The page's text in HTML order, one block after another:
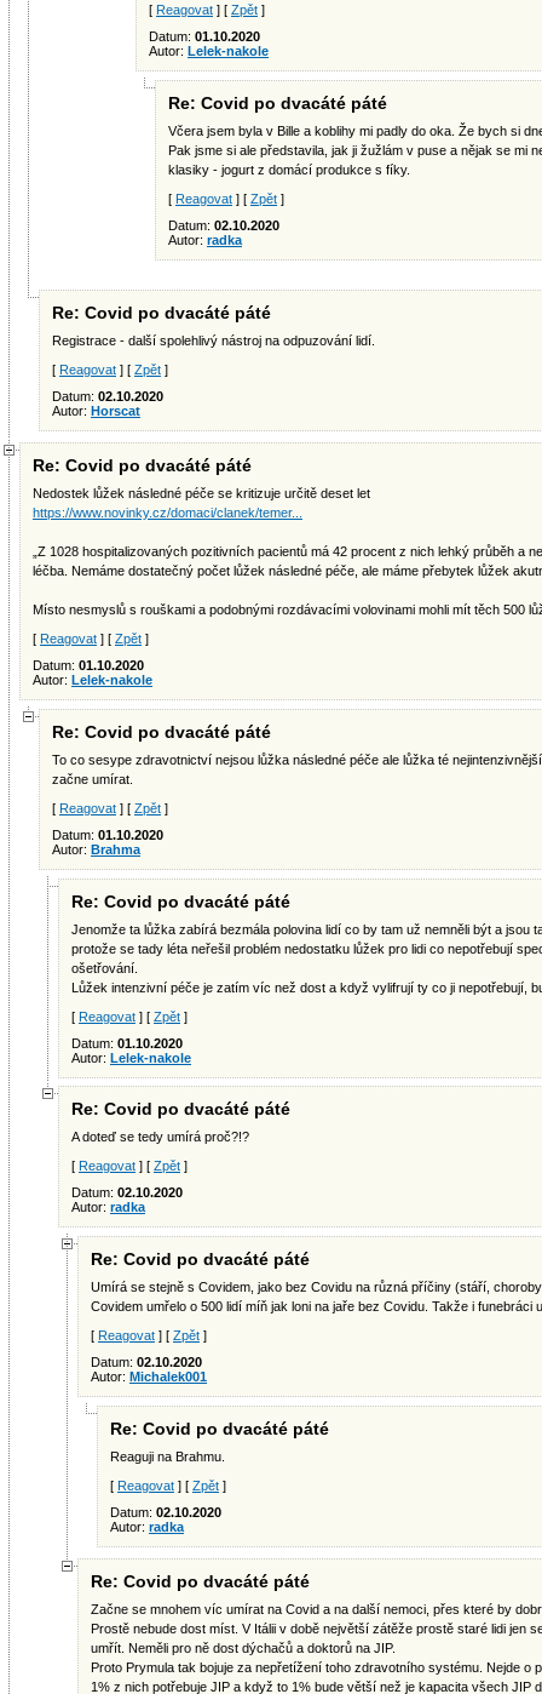
[ Reagovat ] [ Zpět ]
Datum: 01.10.2020
Autor: Lelek-nakole
Re: Covid po dvacáté páté
Včera jsem byla v Bille a koblihy mi padly do oka. Že bych si
Pak jsme si ale představila, jak ji žužlám v puse a nějak se mi
klasiky - jogurt z domácí produkce s fíky.
[ Reagovat ] [ Zpět ]
Datum: 02.10.2020
Autor: radka
Re: Covid po dvacáté páté
Registrace - další spolehlivý nástroj na odpuzování lidí.
[ Reagovat ] [ Zpět ]
Datum: 02.10.2020
Autor: Horscat
Re: Covid po dvacáté páté
Nedostek lůžek následné péče se kritizuje určitě deset let
https://www.novinky.cz/domaci/clanek/temer...
„Z 1028 hospitalizovaných pozitivních pacientů má 42 procent z nich lehký průběh a
léčba. Nemáme dostatečný počet lůžek následné péče, ale máme přebytek lůžek
Místo nesmyslů s rouškami a podobnými rozdávacími volovinami mohli mít těch 500
[ Reagovat ] [ Zpět ]
Datum: 01.10.2020
Autor: Lelek-nakole
Re: Covid po dvacáté páté
To co sesype zdravotnictví nejsou lůžka následné péče ale lůžka té
začne umírat.
[ Reagovat ] [ Zpět ]
Datum: 01.10.2020
Autor: Brahma
Re: Covid po dvacáté páté
Jenomže ta lůžka zabírá bezmála polovina lidí co by tam už nemněli být a jsou
protože se tady léta neřešil problém nedostatku lůžek pro lidi co nepotřebují
ošetřování.
Lůžek intenzivní péče je zatím víc než dost a když vylifrují ty co ji nepotřebují,
[ Reagovat ] [ Zpět ]
Datum: 01.10.2020
Autor: Lelek-nakole
Re: Covid po dvacáté páté
A doteď se tedy umírá proč?!?
[ Reagovat ] [ Zpět ]
Datum: 02.10.2020
Autor: radka
Re: Covid po dvacáté páté
Umírá se stejně s Covidem, jako bez Covidu na různá příčiny (stáří,
Covidem umřelo o 500 lidí míň jak loni na jaře bez Covidu. Takže i funebráci
[ Reagovat ] [ Zpět ]
Datum: 02.10.2020
Autor: Michalek001
Re: Covid po dvacáté páté
Reaguji na Brahmu.
[ Reagovat ] [ Zpět ]
Datum: 02.10.2020
Autor: radka
Re: Covid po dvacáté páté
Začne se mnohem víc umírat na Covid a na další nemoci, přes které by
Prostě nebude dost míst. V Itálii v době největší zátěže prostě staré lidi jen
umřít. Neměli pro ně dost dýchačů a doktorů na JIP.
Proto Prymula tak bojuje za nepřetížení toho zdravotního systému. Nejde o
1% z nich potřebuje JIP a když to 1% bude větší než je kapacita všech JIP